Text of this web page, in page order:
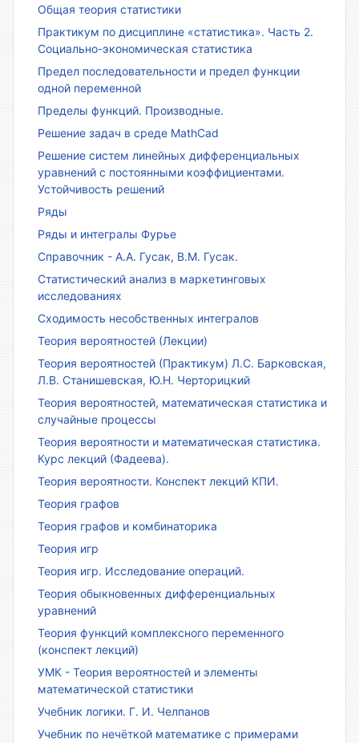
Общая теория статистики
Практикум по дисциплине «статистика». Часть 2.
Социально-экономическая статистика
Предел последовательности и предел функции
одной переменной
Пределы функций. Производные.
Решение задач в среде MathCad
Решение систем линейных дифференциальных
уравнений с постоянными коэффициентами.
Устойчивость решений
Ряды
Ряды и интегралы Фурье
Справочник - А.А. Гусак, В.М. Гусак.
Статистический анализ в маркетинговых
исследованиях
Сходимость несобственных интегралов
Теория вероятностей (Лекции)
Теория вероятностей (Практикум) Л.С. Барковская,
Л.В. Станишевская, Ю.Н. Черторицкий
Теория вероятностей, математическая статистика и
случайные процессы
Теория вероятности и математическая статистика.
Курс лекций (Фадеева).
Теория вероятности. Конспект лекций КПИ.
Теория графов
Теория графов и комбинаторика
Теория игр
Теория игр. Исследование операций.
Теория обыкновенных дифференциальных
уравнений
Теория функций комплексного переменного
(конспект лекций)
УМК - Теория вероятностей и элементы
математической статистики
Учебник логики. Г. И. Челпанов
Учебник по нечёткой математике с примерами